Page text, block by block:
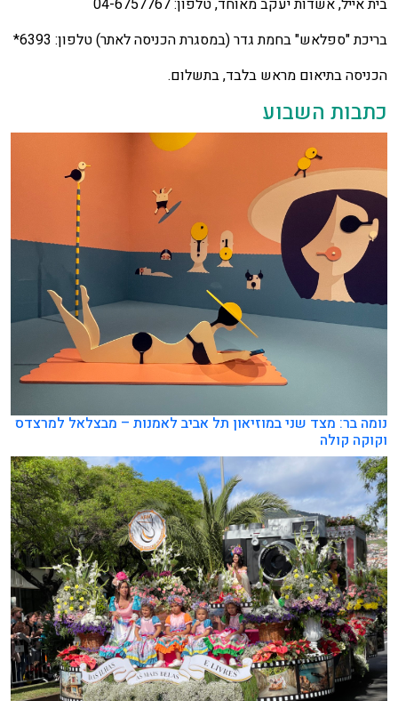
בית אייל, אשדות יעקב מאוחד, טלפון: 04-6757767
בריכת "ספלאש" בחמת גדר (במסגרת הכניסה לאתר) טלפון: 6393*
הכניסה בתיאום מראש בלבד, בתשלום.
כתבות השבוע
נומה בר: מצד שני במוזיאון תל אביב לאמנות – מבצלאל למרצדס
וקוקה קולה